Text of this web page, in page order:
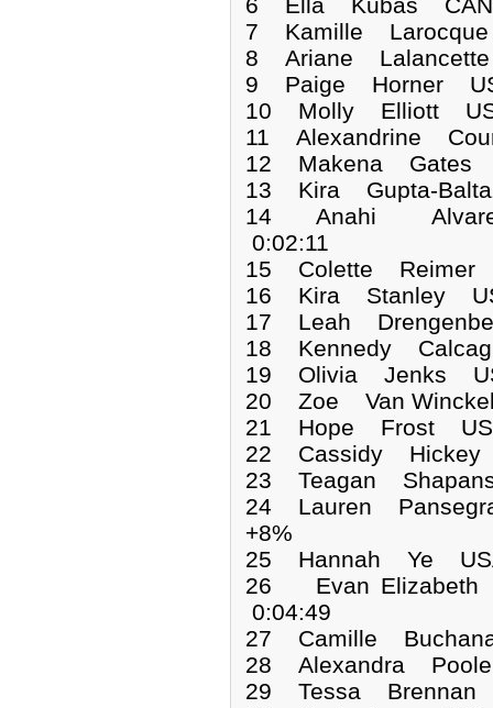
7 Kamille
8 Ariane
9 Paige Horner
10 Molly Elliott
11 Alexandrine
12 Makena Gates
13 Kira Gupta-
14 Anahi
0:02:11
15 Colette Reimer
16 Kira Stanley
17 Leah
18 Kennedy
19 Olivia Jenks
20 Zoe Van
21 Hope Frost
22 Cassidy
23 Teagan
24 Lauren
+8%
25 Hannah Ye
26 Evan
0:04:49
27 Camille
28 Alexandra
29 Tessa Brennan